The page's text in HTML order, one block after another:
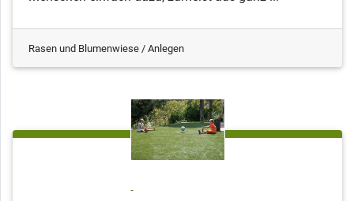
Rasen und Blumenwiese / Anlegen